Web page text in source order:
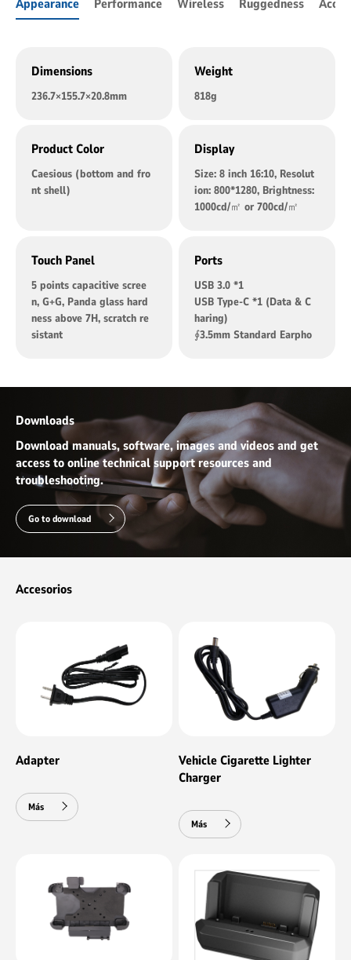
Appearance Performance Wireless Ruggedness
Dimensions
236.7×155.7×20.8mm
Weight
818g
Product Color
Caesious (bottom and fro
nt shell)
Display
Size: 8 inch 16:10, Resolut
ion: 800*1280, Brightness:
1000cd/㎡ or 700cd/㎡
Touch Panel
5 points capacitive scree
n, G+G, Panda glass hard
ness above 7H, scratch re
sistant
Ports
USB 3.0 *1
USB Type-C *1 (Data & C
haring)
∮3.5mm Standard Earpho
SIM card slot *1, TF card
DC 19V3.42A *1
12Pin Pogo Pin *1
Downloads
Download manuals, software, images and videos and get
access to online technical support resources and
troubleshooting.
Go to download
Accesorios
Adapter
Más
Vehicle Cigarette Lighter
Charger
Más